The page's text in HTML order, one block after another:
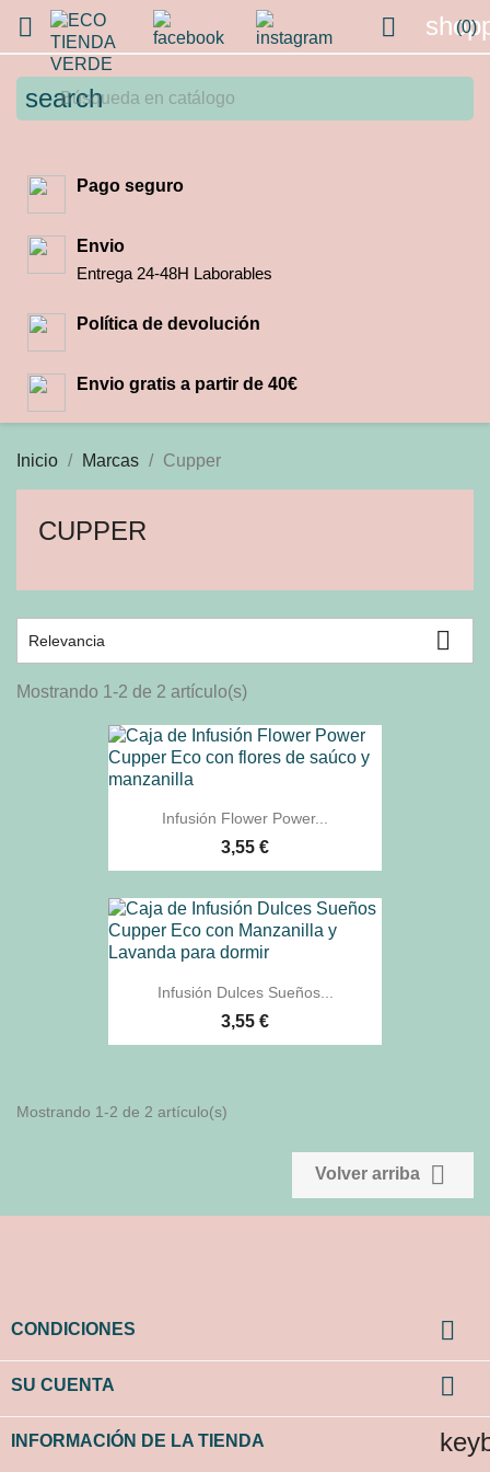
 (0)

search
Pago seguro
Envio
Entrega 24-48H Laborables
Política de devolución
Envio gratis a partir de 40€
Inicio Marcas Cupper
CUPPER
Relevancia 
Mostrando 1-2 de 2 artículo(s)
Infusión Flower Power...
3,55 €
Infusión Dulces Sueños...
3,55 €
Mostrando 1-2 de 2 artículo(s)
Volver arriba 
CONDICIONES 
SU CUENTA 
INFORMACIÓN DE LA TIENDA